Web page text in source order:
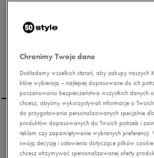
PUMA TX-3 TECH INFUSED
Chronimy Twoje dane
Dokładamy wszelkich starań, aby zakupy naszych
które wybierają – najlepiej dopasowane do ich
poszanowaniu bezpieczeństwa wszystkich danych
chcesz, abyśmy wykorzystywali informacje o
do przygotowania personalizowanych specjalnie
produktów dopasowanych do Twoich potrzeb i
reklam czy zapamiętywanie wybranych
swoją decyzję i ustawienia dotyczące plików cookie
chcesz otrzymywać spersonalizowanej oferty